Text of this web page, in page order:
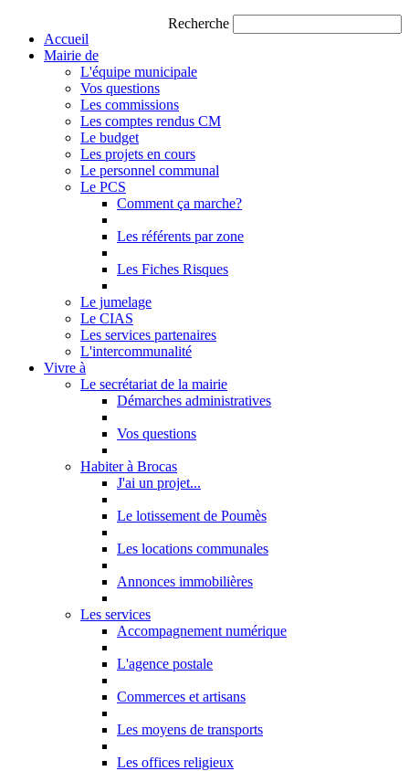
Recherche
Accueil
Mairie de
L'équipe municipale
Vos questions
Les commissions
Les comptes rendus CM
Le budget
Les projets en cours
Le personnel communal
Le PCS
Comment ça marche?
Les référents par zone
Les Fiches Risques
Le jumelage
Le CIAS
Les services partenaires
L'intercommunalité
Vivre à
Le secrétariat de la mairie
Démarches administratives
Vos questions
Habiter à Brocas
J'ai un projet...
Le lotissement de Poumès
Les locations communales
Annonces immobilières
Les services
Accompagnement numérique
L'agence postale
Commerces et artisans
Les moyens de transports
Les offices religieux